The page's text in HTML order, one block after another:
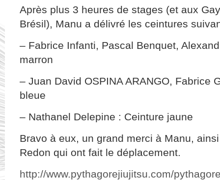
Après plus 3 heures de stages (et aux
Brésil), Manu a délivré les ceintures
– Fabrice Infanti, Pascal Benquet,
marron
– Juan David OSPINA ARANGO, Fabrice
bleue
– Nathanel Delepine : Ceinture jaune
Bravo à eux, un grand merci à Manu,
Redon qui ont fait le déplacement.
http://www.pythagorejiujitsu.com/